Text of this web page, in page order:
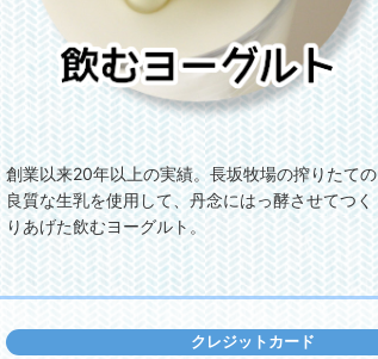
創業以来20年以上の実績。長坂牧場の搾りたての
良質な生乳を使用して、丹念にはっ酵させてつく
りあげた飲むヨーグルト。
クレジットカード